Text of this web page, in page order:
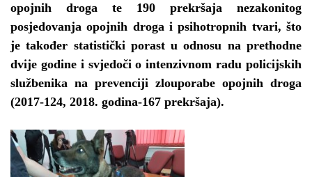
opojnih droga te 190 prekršaja nezakonitog
posjedovanja opojnih droga i psihotropnih tvari, što
je također statistički porast u odnosu na prethodne
dvije godine i svjedoči o intenzivnom radu policijskih
službenika na prevenciji zlouporabe opojnih droga
(2017-124, 2018. godina-167 prekršaja).